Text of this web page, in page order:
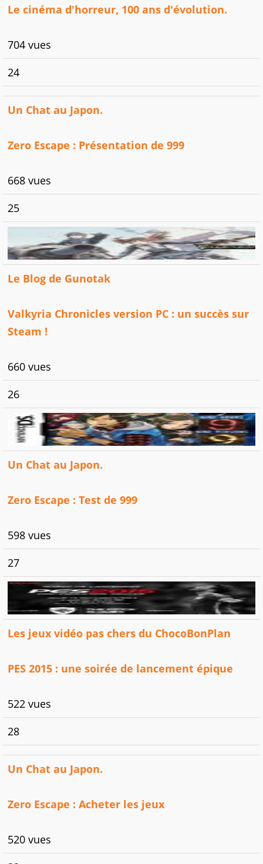
Le cinéma d'horreur, 100 ans d'évolution.
704 vues
24
Un Chat au Japon.
Zero Escape : Présentation de 999
668 vues
25
Le Blog de Gunotak
Valkyria Chronicles version PC : un succès sur
Steam !
660 vues
26
Un Chat au Japon.
Zero Escape : Test de 999
598 vues
27
Les jeux vidéo pas chers du ChocoBonPlan
PES 2015 : une soirée de lancement épique
522 vues
28
Un Chat au Japon.
Zero Escape : Acheter les jeux
520 vues